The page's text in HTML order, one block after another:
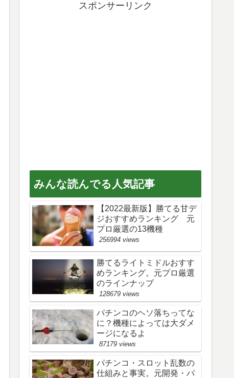
スポンサーリンク
みんな読んでる人気記事
【2022最新版】勝てる甘デ
ジおすすめランキング 元
プロ厳選の13機種
256994 views
勝てるライトミドルおすす
めランキング。元プロ厳選
のラインナップ
128679 views
パチンコのヘソ落ちってな
に？機種によっては大ダメ
ージになるよ
87179 views
パチンコ・スロット乱数の
仕組みと事実。元開発・パ